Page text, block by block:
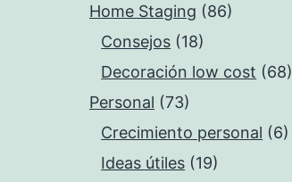
Home Staging (86)
Consejos (18)
Decoración low cost (68)
Personal (73)
Crecimiento personal (6)
Ideas útiles (19)